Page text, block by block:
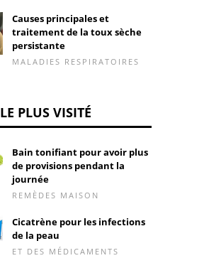
Causes principales et
traitement de la toux sèche
persistante
MALADIES RESPIRATOIRES
LE PLUS VISITÉ
Bain tonifiant pour avoir plus
de provisions pendant la
journée
REMÈDES MAISON
Cicatrène pour les infections
de la peau
ET DES MÉDICAMENTS